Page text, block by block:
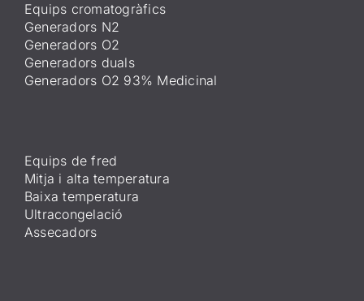
Equips cromatogràfics
Generadors N2
Generadors O2
Generadors duals
Generadors O2 93% Medicinal
Equips de fred
Mitja i alta temperatura
Baixa temperatura
Ultracongelació
Assecadors